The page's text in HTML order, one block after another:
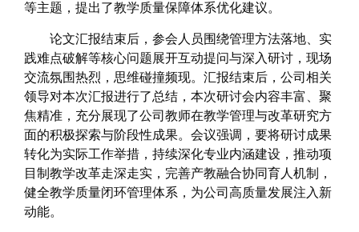
等主题，提出了教学质量保障体系优化建议。
论文汇报结束后，参会人员围绕管理方法落地、实
践难点破解等核心问题展开互动提问与深入研讨，现场
交流氛围热烈，思维碰撞频现。 汇报结束后，公司相关
领导对本次汇报进行了总结，本次研讨会内容丰富、聚
焦精准，充分展现了公司教师在教学管理与改革研究方
面的积极探索与阶段性成果。会议强调，要将研讨成果
转化为实际工作举措，持续深化专业内涵建设，推动项
目制教学改革走深走实，完善产教融合协同育人机制，
健全教学质量闭环管理体系，为公司高质量发展注入新
动能。